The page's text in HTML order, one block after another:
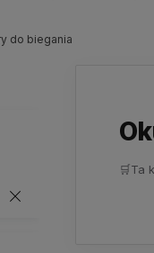
do biegania
🛒Ta